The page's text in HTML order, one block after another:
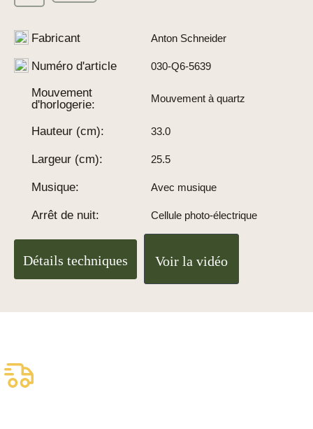
Fabricant Anton Schneider
Numéro d'article 030-Q6-5639
Mouvement
d'horlogerie:
Mouvement à quartz
Hauteur (cm): 33.0
Largeur (cm): 25.5
Musique: Avec musique
Arrêt de nuit: Cellule photo-électrique
Détails techniques Voir la vidéo